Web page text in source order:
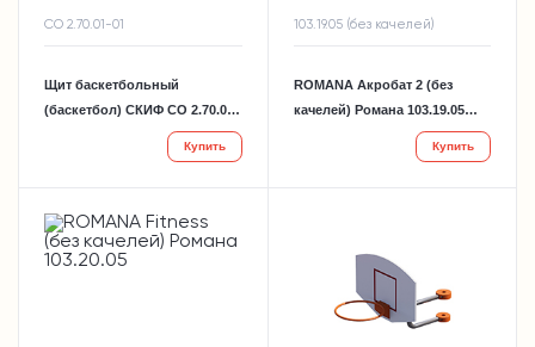
СО 2.70.01-01
Щит баскетбольный
(баскетбол) СКИФ СО 2.70.01-
Купить
103.19.05 (без качелей)
ROMANA Акробат 2 (без
качелей) Романа 103.19.05
Купить